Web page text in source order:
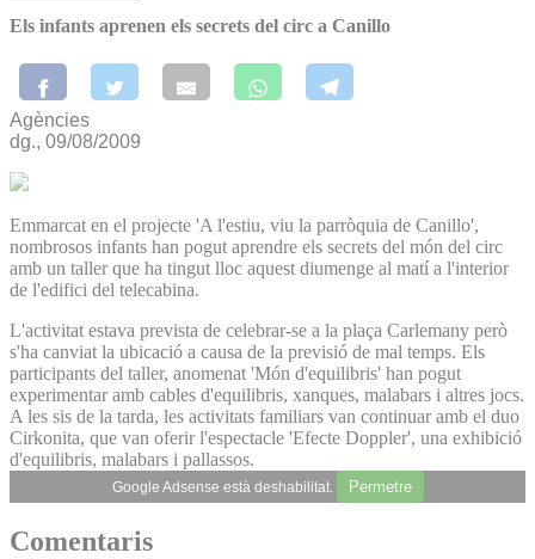
Els infants aprenen els secrets del circ a Canillo
Agències
dg., 09/08/2009
Emmarcat en el projecte 'A l'estiu, viu la parròquia de Canillo',
nombrosos infants han pogut aprendre els secrets del món del circ
amb un taller que ha tingut lloc aquest diumenge al matí a l'interior
de l'edifici del telecabina.
L'activitat estava prevista de celebrar-se a la plaça Carlemany però
s'ha canviat la ubicació a causa de la previsió de mal temps. Els
participants del taller, anomenat 'Món d'equilibris' han pogut
experimentar amb cables d'equilibris, xanques, malabars i altres jocs.
A les sis de la tarda, les activitats familiars van continuar amb el duo
Cirkonita, que van oferir l'espectacle 'Efecte Doppler', una exhibició
d'equilibris, malabars i pallassos.
Google Adsense està deshabilitat. Permetre
Comentaris